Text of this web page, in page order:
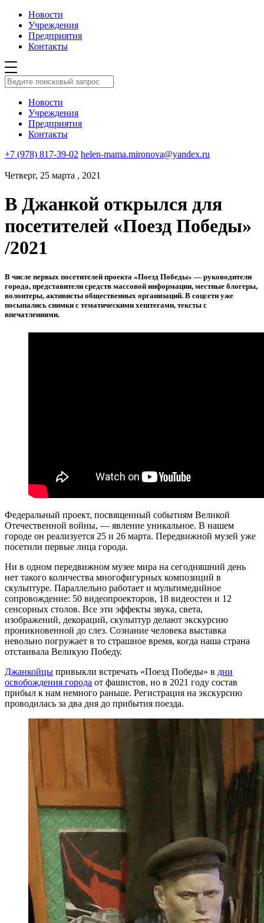
Новости
Учреждения
Предприятия
Контакты
Новости
Учреждения
Предприятия
Контакты
+7 (978) 817-39-02 helen-mama.mironova@yandex.ru
Четверг, 25 марта , 2021
В Джанкой открылся для
посетителей «Поезд Победы»
/2021
В числе первых посетителей проекта «Поезд Победы» — руководители
города, представители средств массовой информации, местные блогеры,
волонтеры, активисты общественных организаций. В соцсети уже
посыпались снимки с тематическими хештегами, тексты с
впечатлениями.
Федеральный проект, посвященный событиям Великой
Отечественной войны, — явление уникальное. В нашем
городе он реализуется 25 и 26 марта. Передвижной музей уже
посетили первые лица города.
Ни в одном передвижном музее мира на сегодняшний день
нет такого количества многофигурных композиций в
скульптуре. Параллельно работает и мультимедийное
сопровождение: 50 видеопроекторов, 18 видеостен и 12
сенсорных столов. Все эти эффекты звука, света,
изображений, декораций, скульптур делают экскурсию
проникновенной до слез. Сознание человека выставка
невольно погружает в то страшное время, когда наша страна
отстаивала Великую Победу.
Джанкойцы привыкли встречать «Поезд Победы» в дни
освобождения города от фашистов, но в 2021 году состав
прибыл к нам немного раньше. Регистрация на экскурсию
проводилась за два дня до прибытия поезда.